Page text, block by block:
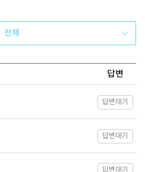
전체
답변
답변대기
답변대기
답변대기